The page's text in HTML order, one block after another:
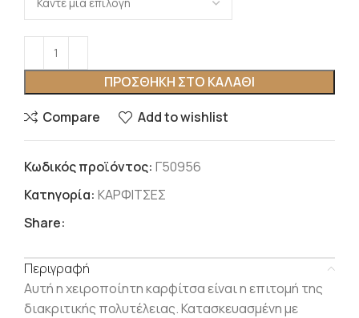
ΠΡΟΣΘΉΚΗ ΣΤΟ ΚΑΛΆΘΙ
Compare Add to wishlist
Κωδικός προϊόντος: Γ50956
Κατηγορία: ΚΑΡΦΙΤΣΕΣ
Share:
Περιγραφή
Αυτή η χειροποίητη καρφίτσα είναι η επιτομή της
διακριτικής πολυτέλειας.Κατασκευασμένη με